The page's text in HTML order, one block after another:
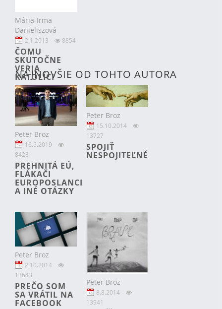
Mária-Irma
Danieliszová
2.1.2013 8854
ČOMU
SKUTOČNE
VERIA
KATOLÍCI
NAJNOVŠIE OD TOHTO AUTORA
Peter Broz
16.5.2019
8428
PREHNITÁ EÚ,
FLÁKAČI
EUROPOSLANCI
A INÉ OTÁZKY
Peter Broz
15.10.2014
13727
SPOJIŤ
NESPOJITEĽNÉ
Peter Broz
2.10.2014
13643
PREČO SOM
SA VRÁTIL NA
FACEBOOK
Peter Broz
8.8.2014
13941